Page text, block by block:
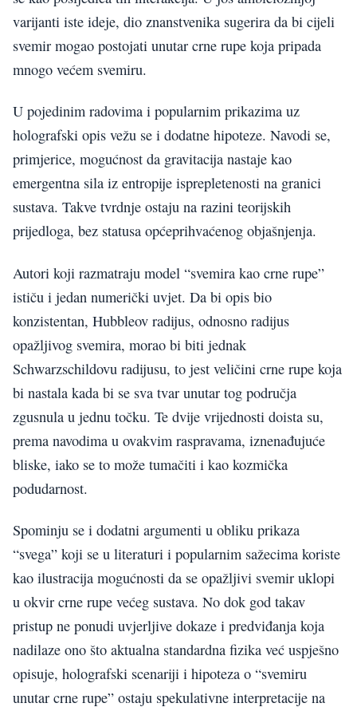
varijanti iste ideje, dio znanstvenika sugerira da bi cijeli
svemir mogao postojati unutar crne rupe koja pripada
mnogo većem svemiru.
U pojedinim radovima i popularnim prikazima uz
holografski opis vežu se i dodatne hipoteze. Navodi se,
primjerice, mogućnost da gravitacija nastaje kao
emergentna sila iz entropije isprepletenosti na granici
sustava. Takve tvrdnje ostaju na razini teorijskih
prijedloga, bez statusa općeprihvaćenog objašnjenja.
Autori koji razmatraju model “svemira kao crne rupe”
ističu i jedan numerički uvjet. Da bi opis bio
konzistentan, Hubbleov radijus, odnosno radijus
opažljivog svemira, morao bi biti jednak
Schwarzschildovu radijusu, to jest veličini crne rupe koja
bi nastala kada bi se sva tvar unutar tog područja
zgusnula u jednu točku. Te dvije vrijednosti doista su,
prema navodima u ovakvim raspravama, iznenađujuće
bliske, iako se to može tumačiti i kao kozmička
podudarnost.
Spominju se i dodatni argumenti u obliku prikaza
“svega” koji se u literaturi i popularnim sažecima koriste
kao ilustracija mogućnosti da se opažljivi svemir uklopi
u okvir crne rupe većeg sustava. No dok god takav
pristup ne ponudi uvjerljive dokaze i predviđanja koja
nadilaze ono što aktualna standardna fizika već uspješno
opisuje, holografski scenariji i hipoteza o “svemiru
unutar crne rupe” ostaju spekulativne interpretacije na